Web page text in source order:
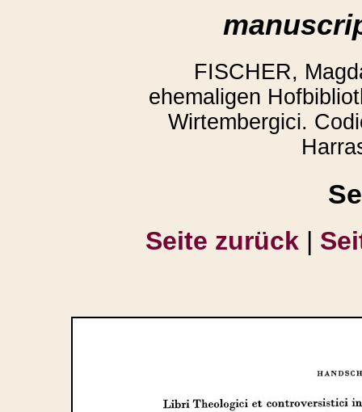
FISCHER,
ehemaligen
Wirtembergici.
Seite zurück |